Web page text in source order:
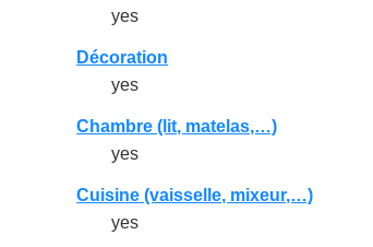
yes
Décoration
yes
Chambre (lit, matelas,…)
yes
Cuisine (vaisselle, mixeur,…)
yes